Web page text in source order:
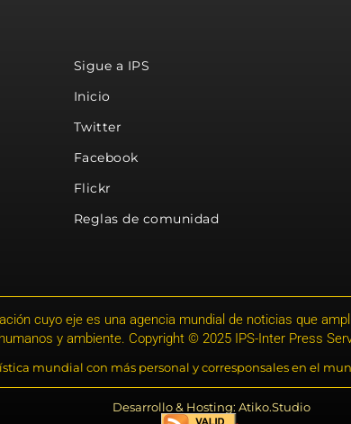
Sigue a IPS
Inicio
Twitter
Facebook
Flickr
Reglas de comunidad
cuyo eje es una agencia mundial de noticias que
y ambiente. Copyright © 2025 IPS-Inter Press
mundial con más personal y corresponsales en el
Desarrollo & Hosting: Atiko.Studio